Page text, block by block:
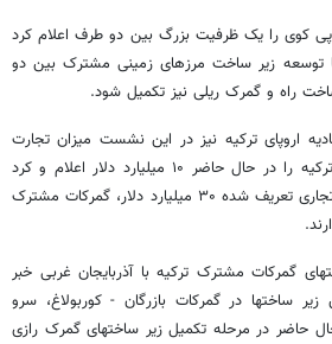
کوی را یک ظرفیت بزرگ بین دو طرف اعلام کرد
توسعه زیر ساخت مرزهای زمینی مشترک بین دو
راه و گمرک ریلی نیز تکمیل شود.
اروپای ترکیه نیز در این نشست میزان تجارت
مشترک بین دوطرف ایران و ترکیه را در حال حاضر ۱۰ میلیارد دلار اعلام و کرد
وگفت: برای رسیدن به سقف تجاری تعریف شده ۳۰ میلیارد دلار، گمرکات مشترک
گمرکات مشترک ترکیه با آذربایجان غربی خبر
ساختها در گمرکات بازرگان - کوربولاغ، سرو
حاضر در مرحله تکمیل زیر ساختهای گمرک رازی